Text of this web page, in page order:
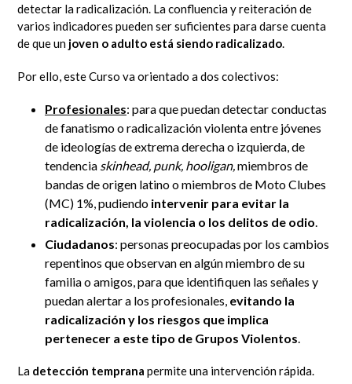
detectar la radicalización. La confluencia y reiteración de
varios indicadores pueden ser suficientes para darse cuenta
de que un joven o adulto está siendo radicalizado.
Por ello, este Curso va orientado a dos colectivos:
Profesionales: para que puedan detectar conductas
de fanatismo o radicalización violenta entre jóvenes
de ideologías de extrema derecha o izquierda, de
tendencia skinhead, punk, hooligan,miembros de
bandas de origen latino o miembros de Moto Clubes
(MC) 1%, pudiendo intervenir para evitar la
radicalización, la violencia o los delitos de odio.
Ciudadanos: personas preocupadas por los cambios
repentinos que observan en algún miembro de su
familia o amigos, para que identifiquen las señales y
puedan alertar a los profesionales, evitando la
radicalización y los riesgos que implica
pertenecer a este tipo de Grupos Violentos.
La detección temprana permite una intervención rápida.